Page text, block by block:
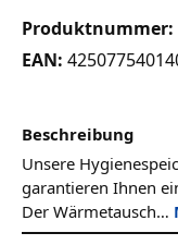
Produktnummer:
EAN:
Beschreibung
Unsere
garantieren Ihnen
Der Wärmetausch…